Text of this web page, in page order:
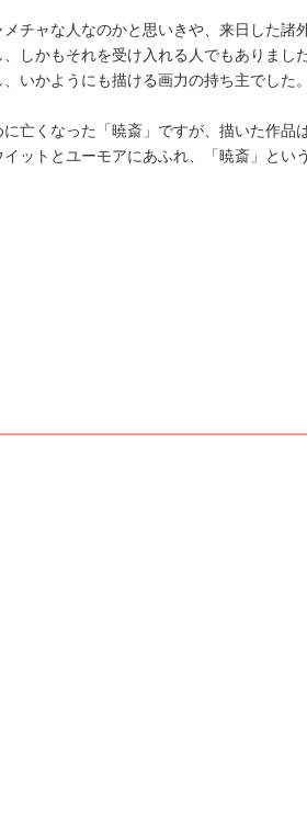
メチャな人なのかと思いきや、来日した諸
、しかもそれを受け入れる人でもありまし
いかようにも描ける画力の持ち主でした
に亡くなった「暁斎」ですが、描いた作品
ットとユーモアにあふれ、「暁斎」とい